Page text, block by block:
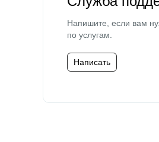
Напишите, если вам
по услугам.
Написать